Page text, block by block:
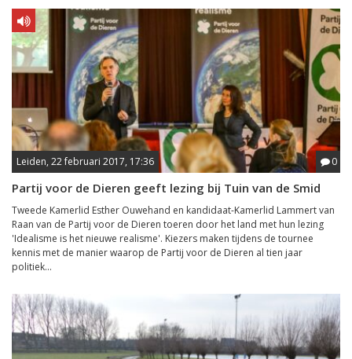
Leiden, 22 februari 2017, 17:36 0
Partij voor de Dieren geeft lezing bij Tuin van de Smid
Tweede Kamerlid Esther Ouwehand en kandidaat-Kamerlid Lammert van
Raan van de Partij voor de Dieren toeren door het land met hun lezing
'Idealisme is het nieuwe realisme'. Kiezers maken tijdens de tournee
kennis met de manier waarop de Partij voor de Dieren al tien jaar
politiek...